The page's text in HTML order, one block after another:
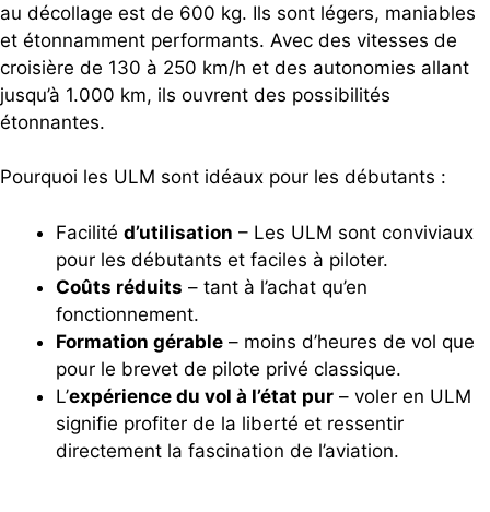
au décollage est de 600 kg. Ils sont légers, maniables
et étonnamment performants. Avec des vitesses de
croisière de 130 à 250 km/h et des autonomies allant
jusqu’à 1.000 km, ils ouvrent des possibilités
étonnantes.
Pourquoi les ULM sont idéaux pour les débutants :
Facilité d’utilisation – Les ULM sont conviviaux
pour les débutants et faciles à piloter.
Coûts réduits – tant à l’achat qu’en
fonctionnement.
Formation gérable – moins d’heures de vol que
pour le brevet de pilote privé classique.
L’expérience du vol à l’état pur – voler en ULM
signifie profiter de la liberté et ressentir
directement la fascination de l’aviation.